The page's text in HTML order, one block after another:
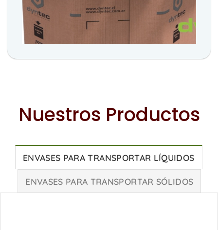
Nuestros Productos
ENVASES PARA TRANSPORTAR LÍQUIDOS
ENVASES PARA TRANSPORTAR SÓLIDOS